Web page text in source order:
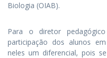
Biologia (OIAB).
Para o diretor
participação dos alunos
neles um diferencial, pois